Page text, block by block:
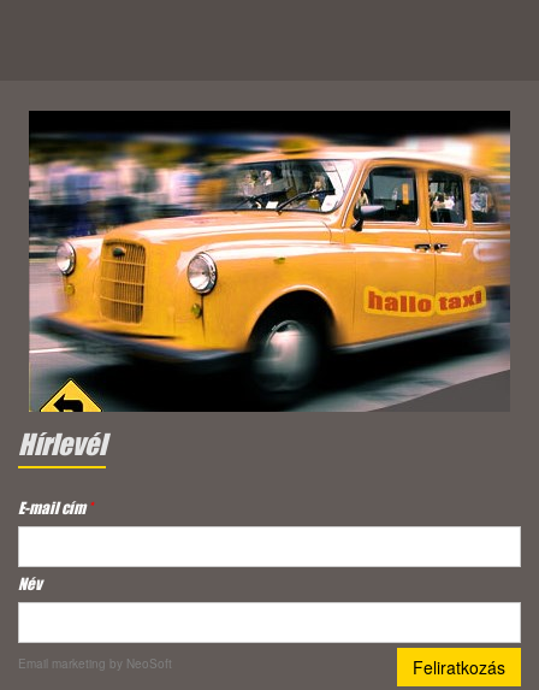
Hírlevél
E-mail cím*
Név
Email marketing by NeoSoft